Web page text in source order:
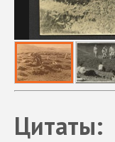
Цитаты: